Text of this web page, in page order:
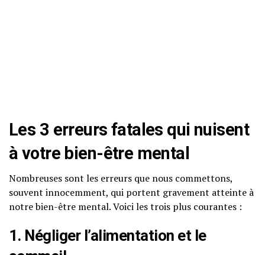
Les 3 erreurs fatales qui nuisent
à votre bien-être mental
Nombreuses sont les erreurs que nous commettons,
souvent innocemment, qui portent gravement atteinte à
notre bien-être mental. Voici les trois plus courantes :
1. Négliger l’alimentation et le